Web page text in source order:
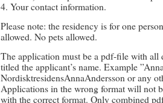
4. Your contact information.
Please note: the residency is for one
allowed. No pets allowed.
The application must be a pdf-file with all
titled the applicant’s name. Example
NordisktresidensAnnaAndersson or any
Applications in the wrong format will not
with the correct format. Only combined